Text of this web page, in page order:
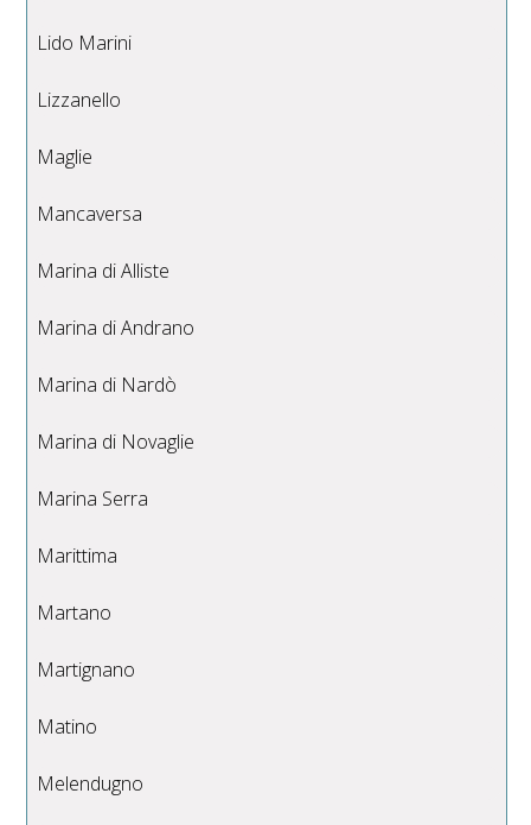
Lido Marini
Lizzanello
Maglie
Mancaversa
Marina di Alliste
Marina di Andrano
Marina di Nardò
Marina di Novaglie
Marina Serra
Marittima
Martano
Martignano
Matino
Melendugno